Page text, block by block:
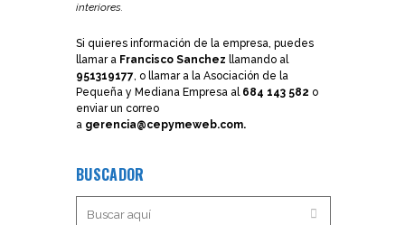
interiores.
Si quieres información de la empresa, puedes
llamar a Francisco Sanchez llamando al
951319177, o llamar a la Asociación de la
Pequeña y Mediana Empresa al 684 143 582 o
enviar un correo
a gerencia@cepymeweb.com.
BUSCADOR